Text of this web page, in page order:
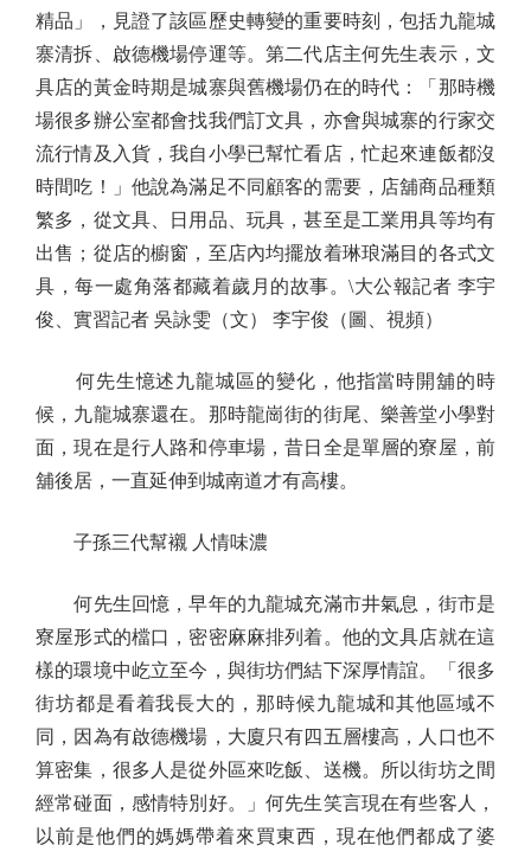
精品」，見證了該區歷史轉變的重要時刻，包括九龍城
寨清拆、啟德機場停運等。第二代店主何先生表示，文
具店的黃金時期是城寨與舊機場仍在的時代：「那時機
場很多辦公室都會找我們訂文具，亦會與城寨的行家交
流行情及入貨，我自小學已幫忙看店，忙起來連飯都沒
時間吃！」他說為滿足不同顧客的需要，店舖商品種類
繁多，從文具、日用品、玩具，甚至是工業用具等均有
出售；從店的櫥窗，至店內均擺放着琳琅滿目的各式文
具，每一處角落都藏着歲月的故事。\大公報記者 李宇
俊、實習記者 吳詠雯（文） 李宇俊（圖、視頻）
何先生憶述九龍城區的變化，他指當時開舖的時
候，九龍城寨還在。那時龍崗街的街尾、樂善堂小學對
面，現在是行人路和停車場，昔日全是單層的寮屋，前
舖後居，一直延伸到城南道才有高樓。
子孫三代幫襯 人情味濃
何先生回憶，早年的九龍城充滿市井氣息，街市是
寮屋形式的檔口，密密麻麻排列着。他的文具店就在這
樣的環境中屹立至今，與街坊們結下深厚情誼。「很多
街坊都是看着我長大的，那時候九龍城和其他區域不
同，因為有啟德機場，大廈只有四五層樓高，人口也不
算密集，很多人是從外區來吃飯、送機。所以街坊之間
經常碰面，感情特別好。」何先生笑言現在有些客人，
以前是他們的媽媽帶着來買東西，現在他們都成了婆